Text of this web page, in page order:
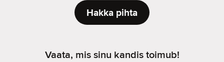
Hakka pihta
Vaata, mis sinu kandis toimub!